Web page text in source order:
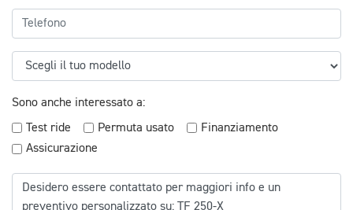
Sono anche interessato a:
Test ride
Permuta usato
Finanziamento
Assicurazione